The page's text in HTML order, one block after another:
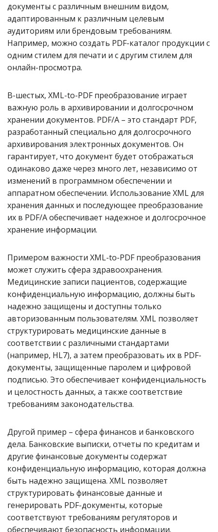
документы с различным внешним видом,
адаптированным к различным целевым
аудиториям или брендовым требованиям.
Например, можно создать PDF-каталог продукции с
одним стилем для печати и с другим стилем для
онлайн-просмотра.
В-шестых, XML-to-PDF преобразование играет
важную роль в архивировании и долгосрочном
хранении документов. PDF/A – это стандарт PDF,
разработанный специально для долгосрочного
архивирования электронных документов. Он
гарантирует, что документ будет отображаться
одинаково даже через много лет, независимо от
изменений в программном обеспечении и
аппаратном обеспечении. Использование XML для
хранения данных и последующее преобразование
их в PDF/A обеспечивает надежное и долгосрочное
хранение информации.
Примером важности XML-to-PDF преобразования
может служить сфера здравоохранения.
Медицинские записи пациентов, содержащие
конфиденциальную информацию, должны быть
надежно защищены и доступны только
авторизованным пользователям. XML позволяет
структурировать медицинские данные в
соответствии с различными стандартами
(например, HL7), а затем преобразовать их в PDF-
документы, защищенные паролем и цифровой
подписью. Это обеспечивает конфиденциальность
и целостность данных, а также соответствие
требованиям законодательства.
Другой пример – сфера финансов и банковского
дела. Банковские выписки, отчеты по кредитам и
другие финансовые документы содержат
конфиденциальную информацию, которая должна
быть надежно защищена. XML позволяет
структурировать финансовые данные и
генерировать PDF-документы, которые
соответствуют требованиям регуляторов и
обеспечивают безопасность информации.